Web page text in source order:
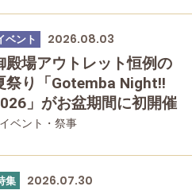
・寺
友人グループで
富士山
スイーツ
元箱根
デルコース
ベント 2026.08.03
殿場アウトレット恒例の
祭り「Gotemba Night!!
」がお盆期間に初開催
ベント・祭事
集 2026.07.30